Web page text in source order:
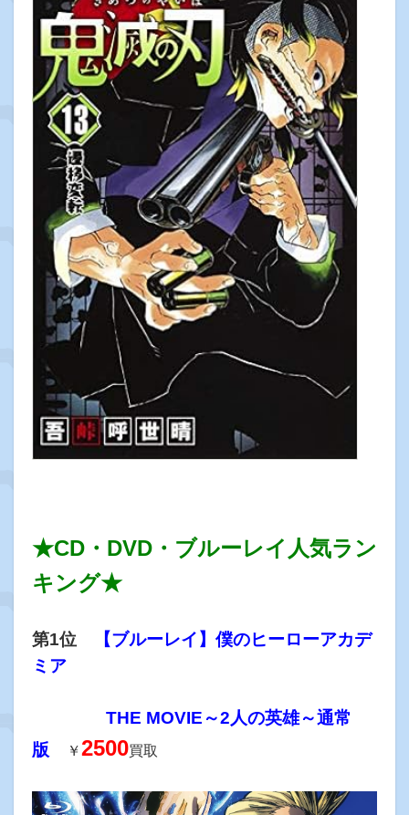
★CD・DVD・ブルーレイ人気ラン
キング★
第1位
【ブルーレイ】僕のヒーローアカデ
ミア
THE MOVIE～2人の英雄～通常
版
￥2500買取